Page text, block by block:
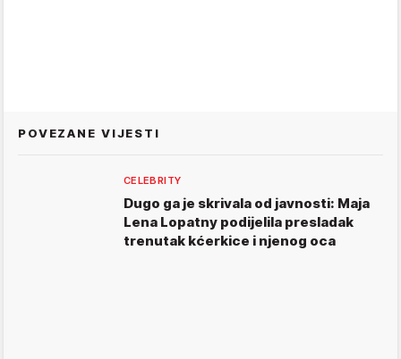
POVEZANE VIJESTI
CELEBRITY
Dugo ga je skrivala od javnosti: Maja
Lena Lopatny podijelila presladak
trenutak kćerkice i njenog oca